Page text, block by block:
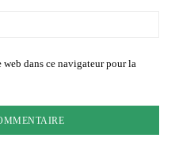
dans ce navigateur pour la